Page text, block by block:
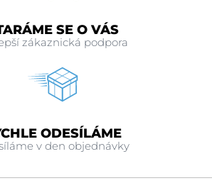
SE O VÁS
zákaznická podpora
ODESÍLÁME
v den objednávky